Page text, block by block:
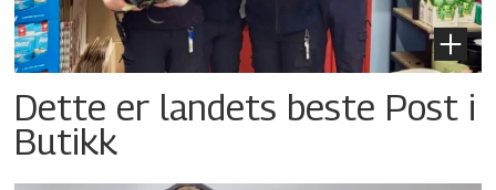
Dette er landets beste Post i
Butikk